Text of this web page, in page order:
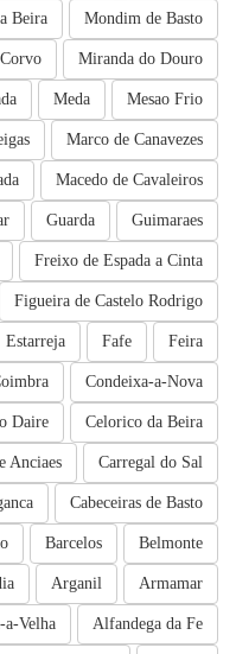
Mondim de Basto
Beira
Miranda do Douro
Mesao Frio
Meda
Marco de Canavezes
Macedo de Cavaleiros
Guimaraes
Guarda
Freixo de Espada a Cinta
Figueira de Castelo Rodrigo
Feira
Fafe
Estarreja
Condeixa-a-Nova
Celorico da Beira
Daire
Carregal do Sal
Anciaes
Cabeceiras de Basto
Belmonte
Barcelos
Armamar
Arganil
Alfandega da Fe
Velha